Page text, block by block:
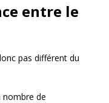
entre le
pas différent du
nombre de